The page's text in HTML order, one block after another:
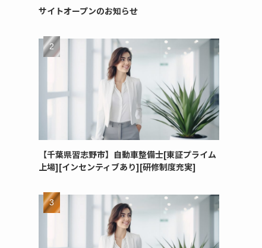
サイトオープンのお知らせ
【千葉県習志野市】自動車整備士[東証プライム
上場][インセンティブあり][研修制度充実]